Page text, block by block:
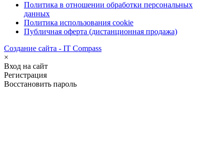
Политика в отношении обработки персональных
данных
Политика использования cookie
Публичная оферта (дистанционная продажа)
Создание сайта - IT Compass
×
Вход на сайт
Регистрация
Восстановить пароль